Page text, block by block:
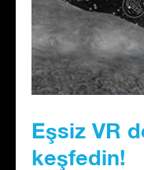
Eşsiz VR
keşfedin!